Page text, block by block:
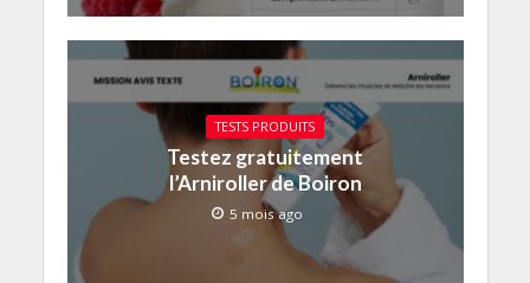
TESTS PRODUITS
Testez gratuitement
l’Arniroller de Boiron
5 mois ago